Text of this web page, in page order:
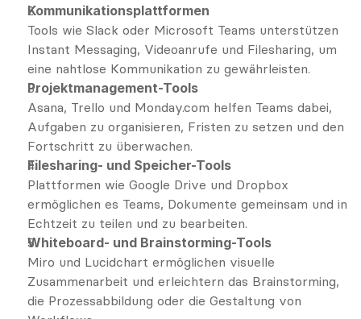
Kommunikationsplattformen
Tools wie Slack oder Microsoft Teams unterstützen
Instant Messaging, Videoanrufe und Filesharing, um
eine nahtlose Kommunikation zu gewährleisten.
Projektmanagement-Tools
Asana, Trello und Monday.com helfen Teams dabei,
Aufgaben zu organisieren, Fristen zu setzen und den
Fortschritt zu überwachen.
Filesharing- und Speicher-Tools
Plattformen wie Google Drive und Dropbox
ermöglichen es Teams, Dokumente gemeinsam und in
Echtzeit zu teilen und zu bearbeiten.
Whiteboard- und Brainstorming-Tools
Miro und Lucidchart ermöglichen visuelle
Zusammenarbeit und erleichtern das Brainstorming,
die Prozessabbildung oder die Gestaltung von